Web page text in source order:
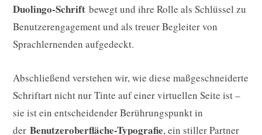
Duolingo-Schrift bewegt und ihre Rolle als Schlüssel zu
Benutzerengagement und als treuer Begleiter von
Sprachlernenden aufgedeckt.
Abschließend verstehen wir, wie diese maßgeschneiderte
Schriftart nicht nur Tinte auf einer virtuellen Seite ist –
sie ist ein entscheidender Berührungspunkt in
der Benutzeroberfläche-Typografie, ein stiller Partner